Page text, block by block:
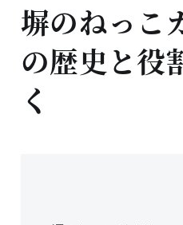
プ塀のねっこ
の歴史と役
く